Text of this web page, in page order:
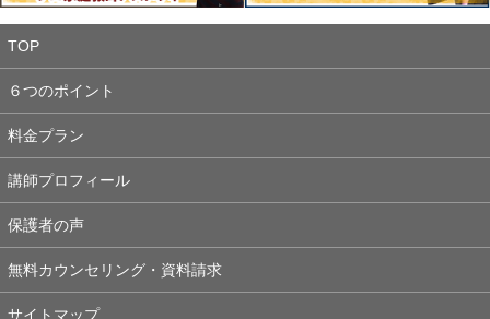
TOP
６つのポイント
料金プラン
講師プロフィール
保護者の声
無料カウンセリング・資料請求
サイトマップ